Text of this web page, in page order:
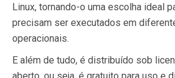
Linux, tornando-o uma escolha ideal
precisam ser executados em
operacionais.
E além de tudo, é distribuído sob